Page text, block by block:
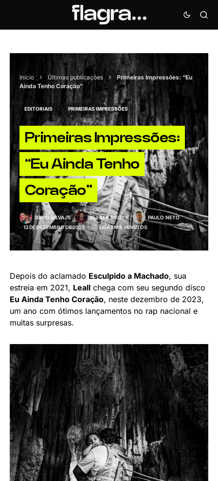
Início Últimas publicações
Primeiras Impressões: “Eu
Ainda Tenho Coração”
EDITORIAIS PRIMEIRAS IMPRESSÕES
Primeiras Impressões:
“Eu Ainda Tenho
Coração”
DAVID SILVA E KLEBER BRIZ E
PAULO NETO
13 DE DEZEMBRO DE 2023
LEIA EM 6 MINUTOS
Depois do aclamado Esculpido a Machado, sua
estreia em 2021, Leall chega com seu segundo disco
Eu Ainda Tenho Coração, neste dezembro de 2023,
um ano com ótimos lançamentos no rap nacional e
muitas surpresas.